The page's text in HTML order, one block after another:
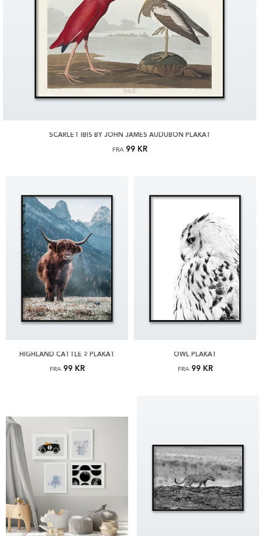
SCARLET IBIS BY JOHN JAMES AUDUBON PLAKAT
FRA 99 KR
HIGHLAND CATTLE 2 PLAKAT
FRA 99 KR
OWL PLAKAT
FRA 99 KR